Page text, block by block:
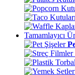
Tamamlayıcı